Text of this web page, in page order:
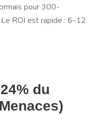
pour 300-
ROI est rapide : 6-12
du